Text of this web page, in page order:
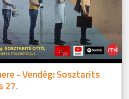
- Vendég: Sosztarits
27.